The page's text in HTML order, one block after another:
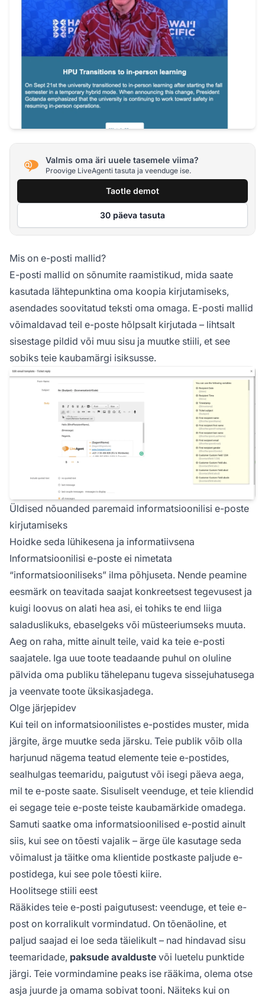
Valmis oma äri uuele tasemele viima?
Proovige LiveAgenti tasuta ja veenduge ise.
Taotle demot
30 päeva tasuta
Mis on e-posti mallid?
E-posti mallid on sõnumite raamistikud, mida saate
kasutada lähtepunktina oma koopia kirjutamiseks,
asendades soovitatud teksti oma omaga. E-posti mallid
võimaldavad teil e-poste hõlpsalt kirjutada – lihtsalt
sisestage pildid või muu sisu ja muutke stiili, et see
sobiks teie kaubamärgi isiksusse.
Üldised nõuanded paremaid informatsioonilisi e-poste
kirjutamiseks
Hoidke seda lühikesena ja informatiivsena
Informatsioonilisi e-poste ei nimetata
“informatsiooniliseks” ilma põhjuseta. Nende peamine
eesmärk on teavitada saajat konkreetsest tegevusest ja
kuigi loovus on alati hea asi, ei tohiks te end liiga
saladuslikuks, ebaselgeks või müsteeriumseks muuta.
Aeg on raha, mitte ainult teile, vaid ka teie e-posti
saajatele. Iga uue toote teadaande puhul on oluline
pälvida oma publiku tähelepanu tugeva sissejuhatusega
ja veenvate toote üksikasjadega.
Olge järjepidev
Kui teil on informatsioonilistes e-postides muster, mida
järgite, ärge muutke seda järsku. Teie publik võib olla
harjunud nägema teatud elemente teie e-postides,
sealhulgas teemaridu, paigutust või isegi päeva aega,
mil te e-poste saate. Sisuliselt veenduge, et teie kliendid
ei segage teie e-poste teiste kaubamärkide omadega.
Samuti saatke oma informatsioonilised e-postid ainult
siis, kui see on tõesti vajalik – ärge üle kasutage seda
võimalust ja täitke oma klientide postkaste paljude e-
postidega, kui see pole tõesti kiire.
Hoolitsege stiili eest
Rääkides teie e-posti paigutusest: veenduge, et teie e-
post on korralikult vormindatud. On tõenäoline, et
paljud saajad ei loe seda täielikult – nad hindavad sisu
teemaridade, paksude avalduste või luetelu punktide
järgi. Teie vormindamine peaks ise rääkima, olema otse
asja juurde ja omama sobivat tooni. Näiteks kui on